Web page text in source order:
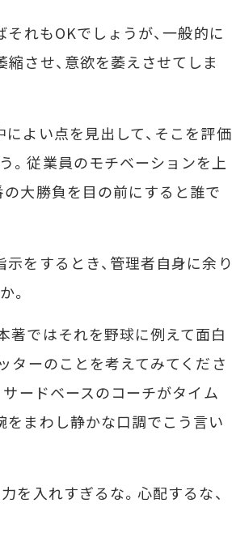
それもOKでしょうが、一般的に
させ、意欲を萎えさせてしま
よい点を見出して、そこを評価
。従業員のモチベーションを上
大勝負を目の前にすると誰で
をするとき、管理者自身に余り
。
著ではそれを野球に例えて面白
ターのことを考えてみてくださ
ードベースのコーチがタイム
をまわし静かな口調でこう言い
を入れすぎるな。心配するな、